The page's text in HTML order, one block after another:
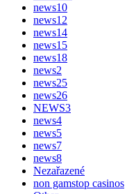
news10
news12
news14
news15
news18
news2
news25
news26
NEWS3
news4
news5
news7
news8
Nezařazené
non gamstop casinos